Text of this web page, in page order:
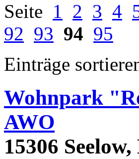
Seite 1 2 3 4
92 93 94 95
Einträge
Wohnpark
AWO
15306